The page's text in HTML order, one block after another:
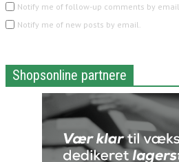
Notify me of follow-up comments by email.
Notify me of new posts by email.
Shopsonline partnere